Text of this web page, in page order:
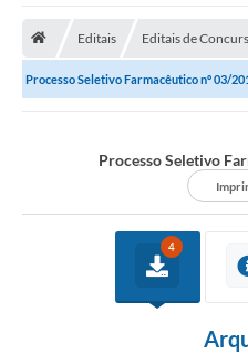
Transparência
CIPA 2026-2027
Lei Paulo Gustavo
Arquivos para Download
Editais Editais de
Processo Seletivo Farmacêutico nº 03/
Processo Seletivo
4